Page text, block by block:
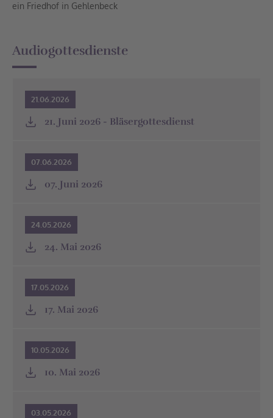
ein Friedhof in Gehlenbeck
Audiogottesdienste
21.06.2026
21. Juni 2026 - Bläsergottesdienst
07.06.2026
07. Juni 2026
24.05.2026
24. Mai 2026
17.05.2026
17. Mai 2026
10.05.2026
10. Mai 2026
03.05.2026